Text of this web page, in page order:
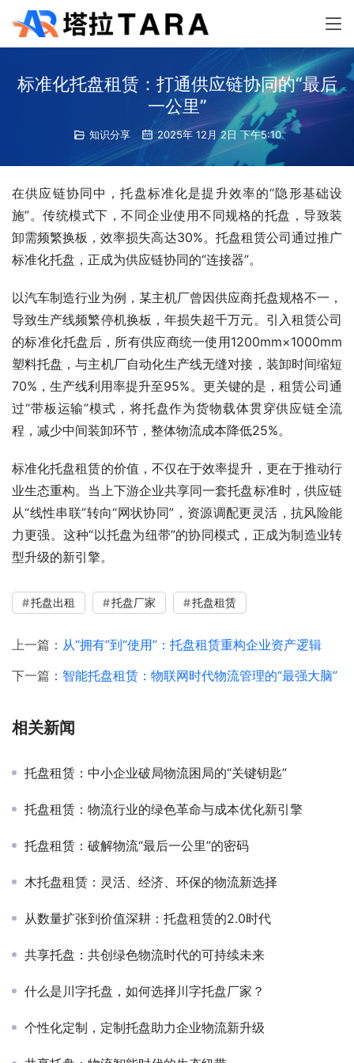
标准化托盘租赁：打通供应链协同的“最后
一公里”
知识分享 2025年 12月 2日 下午5:10
在供应链协同中，托盘标准化是提升效率的“隐形基础设
施”。传统模式下，不同企业使用不同规格的托盘，导致装
卸需频繁换板，效率损失高达30%。托盘租赁公司通过推广
标准化托盘，正成为供应链协同的“连接器”。
以汽车制造行业为例，某主机厂曾因供应商托盘规格不一，
导致生产线频繁停机换板，年损失超千万元。引入租赁公司
的标准化托盘后，所有供应商统一使用1200mm×1000mm
塑料托盘，与主机厂自动化生产线无缝对接，装卸时间缩短
70%，生产线利用率提升至95%。更关键的是，租赁公司通
过“带板运输”模式，将托盘作为货物载体贯穿供应链全流
程，减少中间装卸环节，整体物流成本降低25%。
标准化托盘租赁的价值，不仅在于效率提升，更在于推动行
业生态重构。当上下游企业共享同一套托盘标准时，供应链
从“线性串联”转向“网状协同”，资源调配更灵活，抗风险能
力更强。这种“以托盘为纽带”的协同模式，正成为制造业转
型升级的新引擎。
托盘出租 托盘厂家 托盘租赁
上一篇： 从“拥有”到“使用”：托盘租赁重构企业资产逻辑
下一篇： 智能托盘租赁：物联网时代物流管理的“最强大脑”
相关新闻
托盘租赁：中小企业破局物流困局的“关键钥匙”
托盘租赁：物流行业的绿色革命与成本优化新引擎
托盘租赁：破解物流“最后一公里”的密码
木托盘租赁：灵活、经济、环保的物流新选择
从数量扩张到价值深耕：托盘租赁的2.0时代
共享托盘：共创绿色物流时代的可持续未来
什么是川字托盘，如何选择川字托盘厂家？
个性化定制，定制托盘助力企业物流新升级